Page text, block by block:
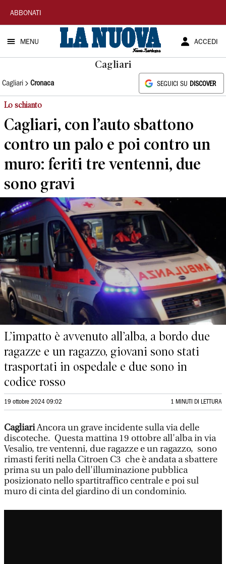
La
Nuova
Sardegna
ABBONATI
MENU ACCEDI
Cagliari
Cagliari Cronaca SEGUICI SU DISCOVER
Lo schianto
Cagliari, con l’auto sbattono
contro un palo e poi contro un
muro: feriti tre ventenni, due
sono gravi
L’impatto è avvenuto all’alba, a bordo due
ragazze e un ragazzo, giovani sono stati
trasportati in ospedale e due sono in
codice rosso
19 ottobre 2024 09:02 1 MINUTI DI LETTURA
CagliariAncora un grave incidente sulla via delle
discoteche. Questa mattina 19 ottobre all'alba in via
Vesalio, tre ventenni, due ragazze e un ragazzo, sono
rimasti feriti nella Citroen C3 che è andata a sbattere
prima su un palo dell'illuminazione pubblica
posizionato nello spartitraffico centrale e poi sul
muro di cinta del giardino di un condominio.